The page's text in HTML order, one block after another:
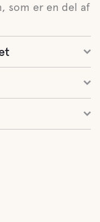
som er en del af